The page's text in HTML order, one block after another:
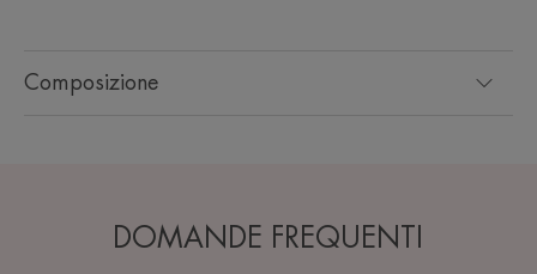
Composizione
DOMANDE FREQUENTI